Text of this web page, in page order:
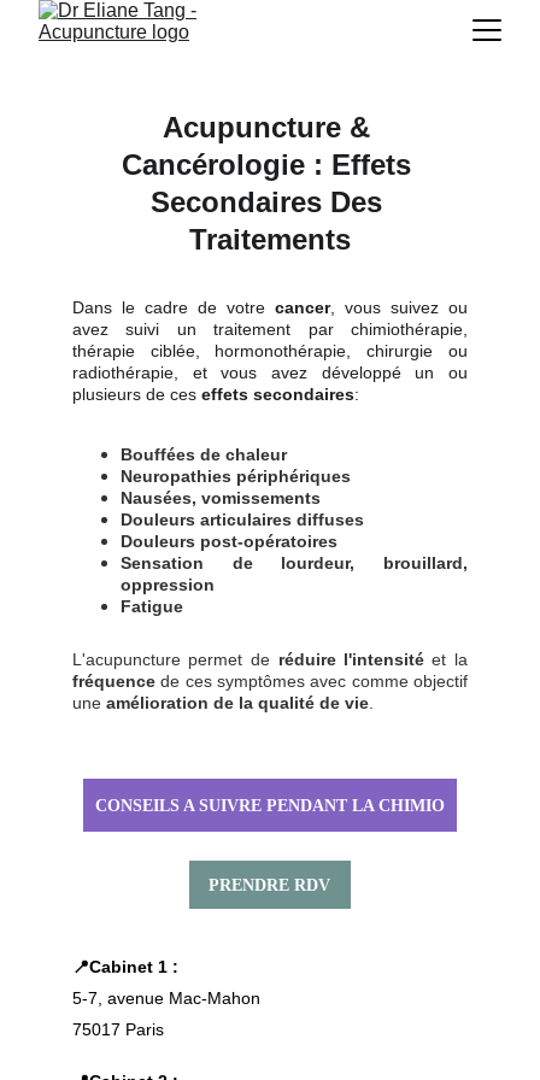
Acupuncture &
Cancérologie : Effets
Secondaires Des
Traitements
Dans le cadre de votre cancer, vous suivez ou
avez suivi un traitement par chimiothérapie,
thérapie ciblée, hormonothérapie, chirurgie ou
radiothérapie, et vous avez développé un ou
plusieurs de ces effets secondaires:
Bouffées de chaleur
Neuropathies périphériques
Nausées, vomissements
Douleurs articulaires diffuses
Douleurs post-opératoires
Sensation de lourdeur, brouillard,
oppression
Fatigue
L'acupuncture permet de réduire l'intensité et la
fréquence de ces symptômes avec comme objectif
une amélioration de la qualité de vie
CONSEILS A SUIVRE PENDANT LA CHIMIO
PRENDRE RDV
📍Cabinet 1 :
5-7, avenue Mac-Mahon
75017 Paris